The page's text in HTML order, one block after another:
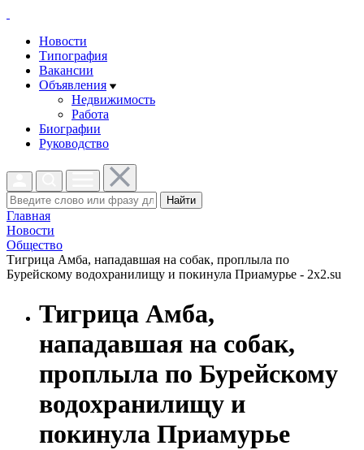
Новости
Типография
Вакансии
Объявления
Недвижимость
Работа
Биографии
Руководство
Найти
Главная
Новости
Общество
Тигрица Амба, нападавшая на собак, проплыла по
Бурейскому водохранилищу и покинула Приамурье - 2x2.su
Тигрица Амба,
нападавшая на собак,
проплыла по Бурейскому
водохранилищу и
покинула Приамурье